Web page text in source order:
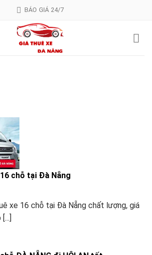
BÁO GIÁ 24/7
chỗ tại Đà Nẵng
xe 16 chỗ tại Đà Nẵng chất lượng, giá